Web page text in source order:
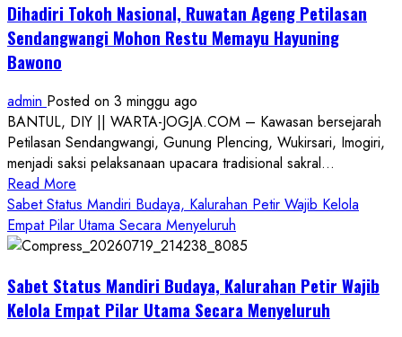
Dihadiri Tokoh Nasional, Ruwatan Ageng Petilasan
Sendangwangi Mohon Restu Memayu Hayuning
Bawono
admin Posted on 3 minggu ago
BANTUL, DIY || WARTA-JOGJA.COM – Kawasan bersejarah
Petilasan Sendangwangi, Gunung Plencing, Wukirsari, Imogiri,
menjadi saksi pelaksanaan upacara tradisional sakral...
Read More
more
about
Dihadiri
Nasional,
Ruwatan
Sabet Status Mandiri Budaya, Kalurahan Petir Wajib Kelola
Empat Pilar Utama Secara Menyeluruh
Sabet Status Mandiri Budaya, Kalurahan Petir Wajib
Kelola Empat Pilar Utama Secara Menyeluruh